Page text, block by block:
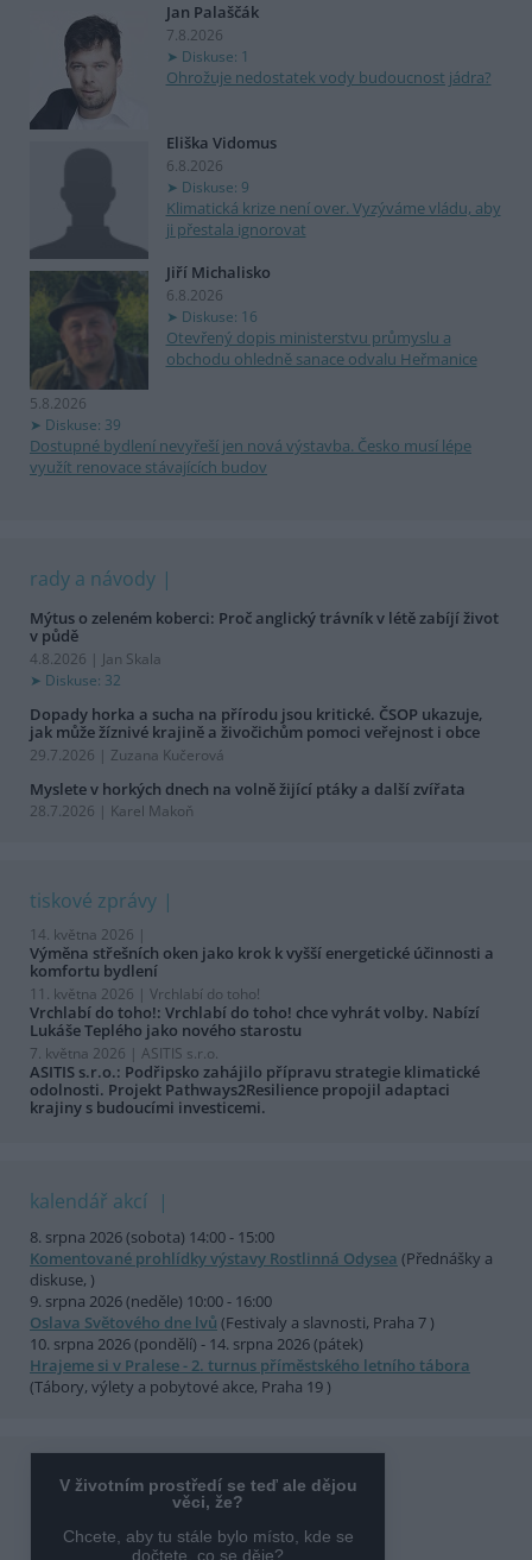
Jan Palaščák
7.8.2026
Diskuse: 1
Ohrožuje nedostatek vody budoucnost jádra?
Eliška Vidomus
6.8.2026
Diskuse: 9
Klimatická krize není over. Vyzýváme vládu, aby
ji přestala ignorovat
Jiří Michalisko
6.8.2026
Diskuse: 16
Otevřený dopis ministerstvu průmyslu a
obchodu ohledně sanace odvalu Heřmanice
5.8.2026
Diskuse: 39
Dostupné bydlení nevyřeší jen nová výstavba. Česko musí lépe
využít renovace stávajících budov
rady a návody
Mýtus o zeleném koberci: Proč anglický trávník v létě zabíjí život
v půdě
4.8.2026 | Jan Skala
Diskuse: 32
Dopady horka a sucha na přírodu jsou kritické. ČSOP ukazuje,
jak může žíznivé krajině a živočichům pomoci veřejnost i obce
29.7.2026 | Zuzana Kučerová
Myslete v horkých dnech na volně žijící ptáky a další zvířata
28.7.2026 | Karel Makoň
tiskové zprávy
14. května 2026 |
Výměna střešních oken jako krok k vyšší energetické účinnosti a
komfortu bydlení
11. května 2026 | Vrchlabí do toho!
Vrchlabí do toho!: Vrchlabí do toho! chce vyhrát volby. Nabízí
Lukáše Teplého jako nového starostu
7. května 2026 | ASITIS s.r.o.
ASITIS s.r.o.: Podřipsko zahájilo přípravu strategie klimatické
odolnosti. Projekt Pathways2Resilience propojil adaptaci
krajiny s budoucími investicemi.
kalendář akcí
8. srpna 2026 (sobota) 14:00 - 15:00
Komentované prohlídky výstavy Rostlinná Odysea (Přednášky a
diskuse, )
9. srpna 2026 (neděle) 10:00 - 16:00
Oslava Světového dne lvů (Festivaly a slavnosti, Praha 7 )
10. srpna 2026 (pondělí) - 14. srpna 2026 (pátek)
Hrajeme si v Pralese - 2. turnus příměstského letního tábora
(Tábory, výlety a pobytové akce, Praha 19 )